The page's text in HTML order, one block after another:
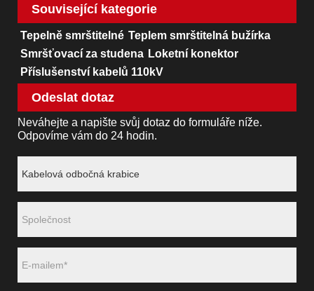
Související kategorie
Tepelně smrštitelné Teplem smrštitelná bužírka
Smršťovací za studena Loketní konektor
Příslušenství kabelů 110kV
Odeslat dotaz
Neváhejte a napište svůj dotaz do formuláře níže.
Odpovíme vám do 24 hodin.